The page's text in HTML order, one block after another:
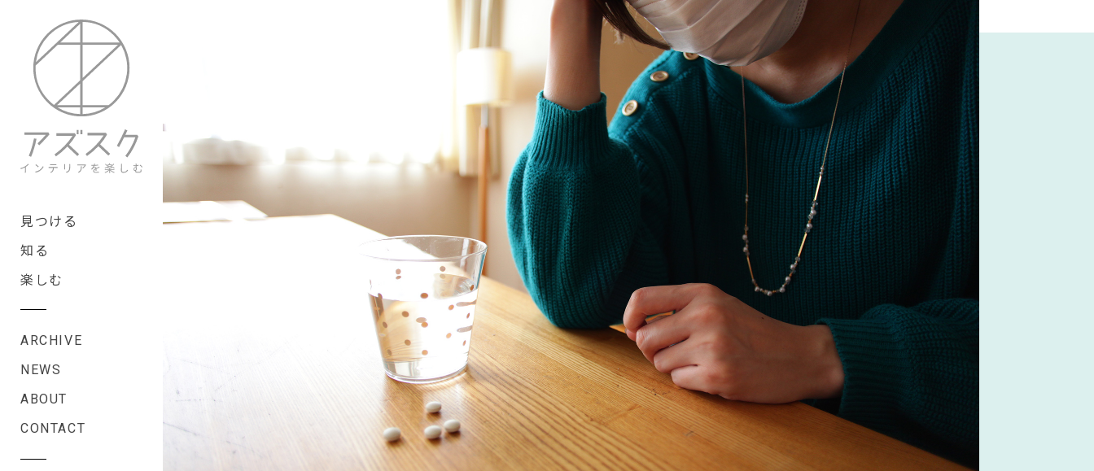
見つける
知る
楽しむ
ARCHIVE
NEWS
ABOUT
CONTACT
TAG LIST
#木図鑑 #一枚板#波瑠 #ソファ#ニトリ
#インテリアスタイリングの法則#無印良品 #材木屋のおやじとせがれ
#ファニタメ#家具#IDÉE#インテリアコーディネート
#DINOS CORPORATION#ACTUS#映画#良品計画
#タンスのゲン#KEYUCA#2022 秋ドラマ #間宮祥太朗
#サステナブル#インテリアの法則#照明#ヤマソロ#岡崎製材#おすすめ#岸井ゆきの
#中村アン #カリモク家具#コメリ#関家具#IKEA#展示会#大川家具#フェリシモ
#大塚家具#テレワーク#テーブル#2022 春ドラマ #インダストリアルスタイル
#unico #2022 夏ドラマ #MoMA#田中みな実#アダル